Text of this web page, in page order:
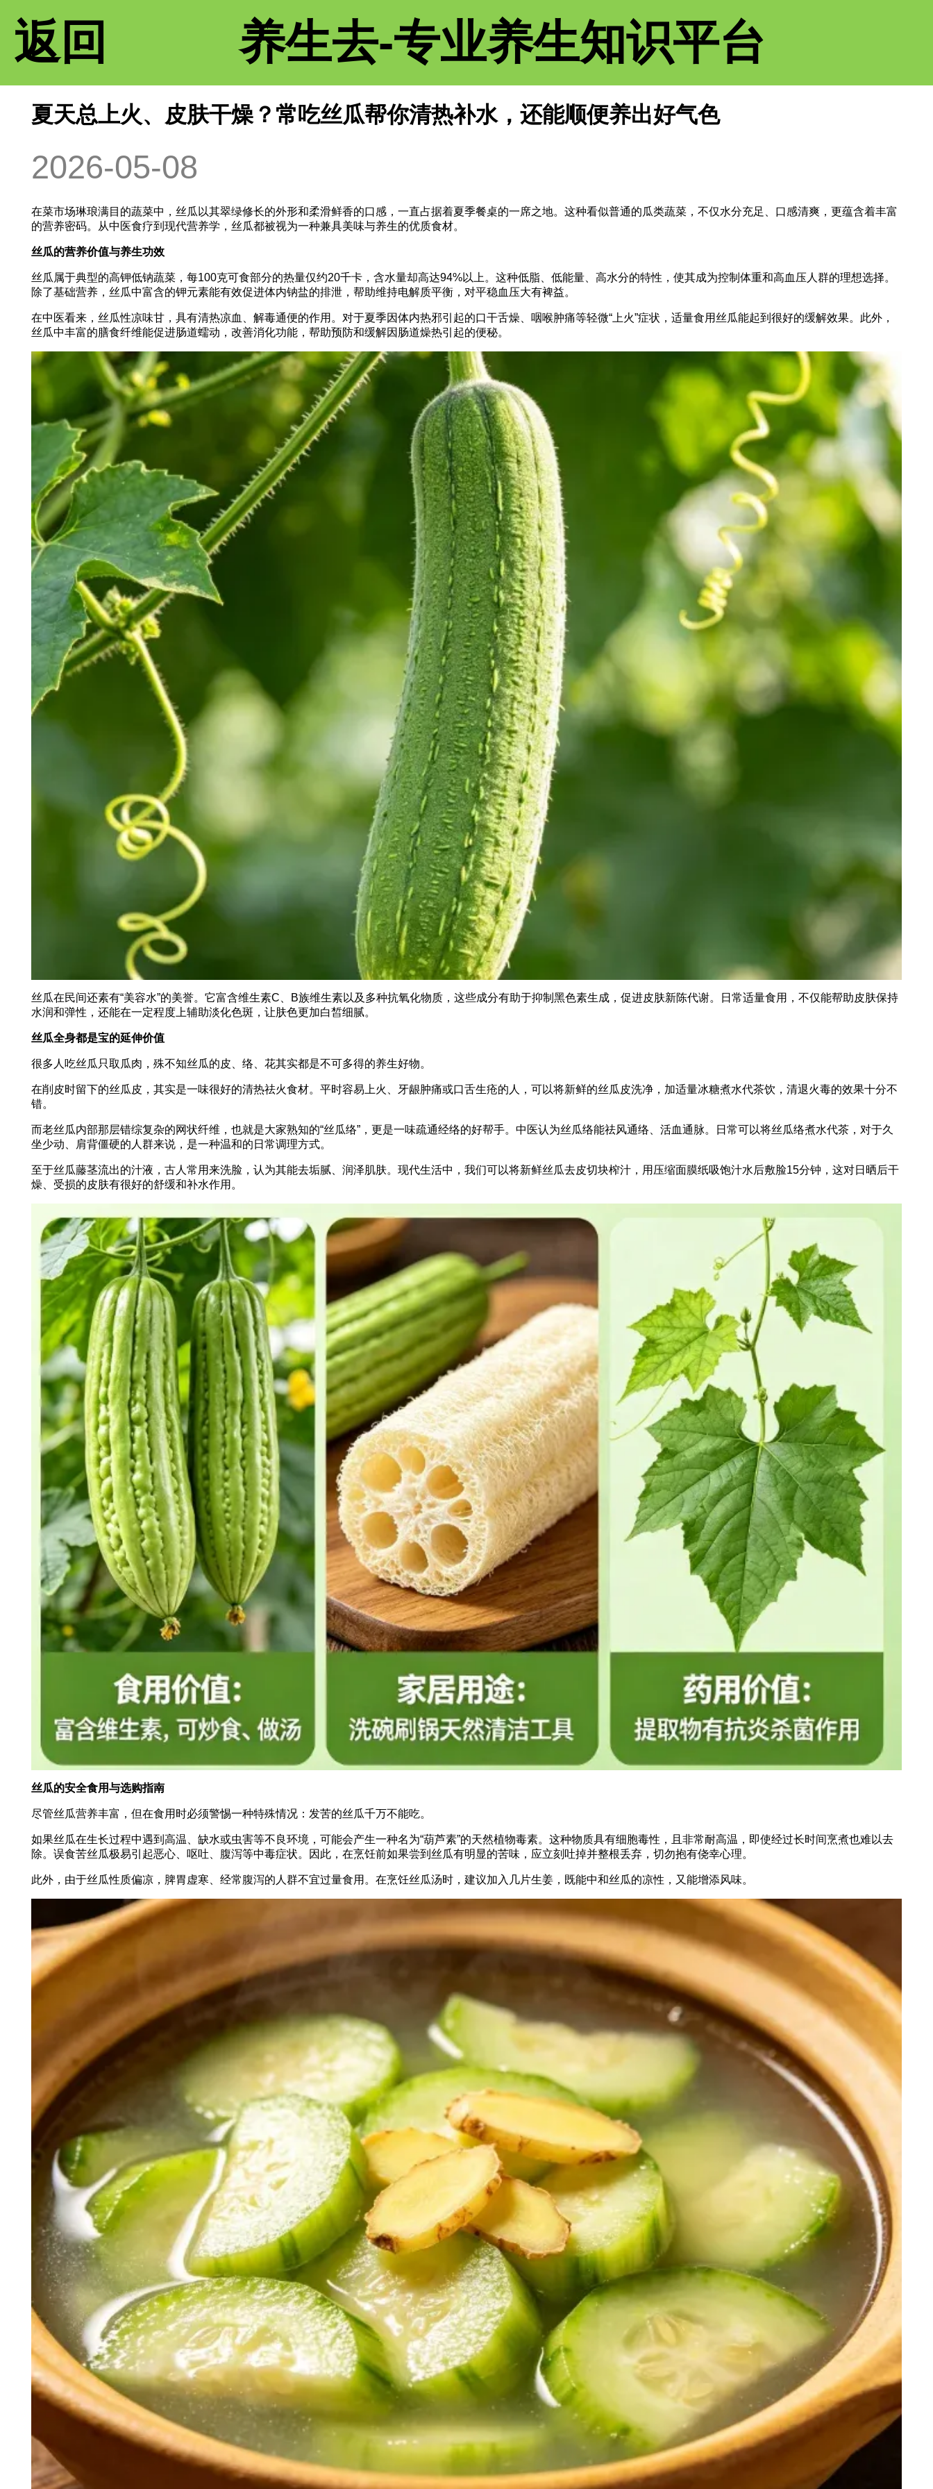
返回 养生去-专业养生知识平台
夏天总上火、皮肤干燥？常吃丝瓜帮你清热补水，还能顺便养出好气色
2026-05-08
在菜市场琳琅满目的蔬菜中，丝瓜以其翠绿修长的外形和柔滑鲜香的口感，一直占据着夏季餐桌的一席之地。这种看似普通的瓜类蔬菜，不仅水分充足、口感清爽，更蕴含着丰富
的营养密码。从中医食疗到现代营养学，丝瓜都被视为一种兼具美味与养生的优质食材。
丝瓜的营养价值与养生功效
丝瓜属于典型的高钾低钠蔬菜，每100克可食部分的热量仅约20千卡，含水量却高达94%以上。这种低脂、低能量、高水分的特性，使其成为控制体重和高血压人群的理想选择。
除了基础营养，丝瓜中富含的钾元素能有效促进体内钠盐的排泄，帮助维持电解质平衡，对平稳血压大有裨益。
在中医看来，丝瓜性凉味甘，具有清热凉血、解毒通便的作用。对于夏季因体内热邪引起的口干舌燥、咽喉肿痛等轻微“上火”症状，适量食用丝瓜能起到很好的缓解效果。此外，
丝瓜中丰富的膳食纤维能促进肠道蠕动，改善消化功能，帮助预防和缓解因肠道燥热引起的便秘。
丝瓜在民间还素有“美容水”的美誉。它富含维生素C、B族维生素以及多种抗氧化物质，这些成分有助于抑制黑色素生成，促进皮肤新陈代谢。日常适量食用，不仅能帮助皮肤保持
水润和弹性，还能在一定程度上辅助淡化色斑，让肤色更加白皙细腻。
丝瓜全身都是宝的延伸价值
很多人吃丝瓜只取瓜肉，殊不知丝瓜的皮、络、花其实都是不可多得的养生好物。
在削皮时留下的丝瓜皮，其实是一味很好的清热祛火食材。平时容易上火、牙龈肿痛或口舌生疮的人，可以将新鲜的丝瓜皮洗净，加适量冰糖煮水代茶饮，清退火毒的效果十分不
错。
而老丝瓜内部那层错综复杂的网状纤维，也就是大家熟知的“丝瓜络”，更是一味疏通经络的好帮手。中医认为丝瓜络能祛风通络、活血通脉。日常可以将丝瓜络煮水代茶，对于久
坐少动、肩背僵硬的人群来说，是一种温和的日常调理方式。
至于丝瓜藤茎流出的汁液，古人常用来洗脸，认为其能去垢腻、润泽肌肤。现代生活中，我们可以将新鲜丝瓜去皮切块榨汁，用压缩面膜纸吸饱汁水后敷脸15分钟，这对日晒后干
燥、受损的皮肤有很好的舒缓和补水作用。
丝瓜的安全食用与选购指南
尽管丝瓜营养丰富，但在食用时必须警惕一种特殊情况：发苦的丝瓜千万不能吃。
如果丝瓜在生长过程中遇到高温、缺水或虫害等不良环境，可能会产生一种名为“葫芦素”的天然植物毒素。这种物质具有细胞毒性，且非常耐高温，即使经过长时间烹煮也难以去
除。误食苦丝瓜极易引起恶心、呕吐、腹泻等中毒症状。因此，在烹饪前如果尝到丝瓜有明显的苦味，应立刻吐掉并整根丢弃，切勿抱有侥幸心理。
此外，由于丝瓜性质偏凉，脾胃虚寒、经常腹泻的人群不宜过量食用。在烹饪丝瓜汤时，建议加入几片生姜，既能中和丝瓜的凉性，又能增添风味。